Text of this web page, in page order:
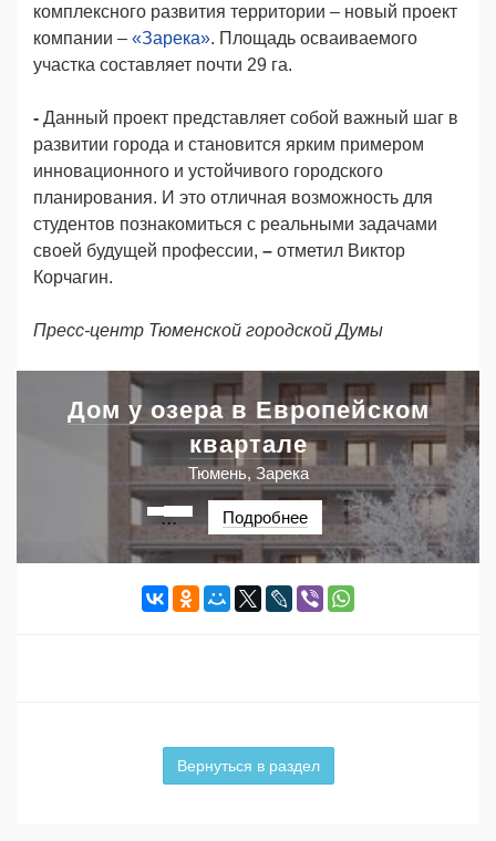
комплексного развития территории – новый проект
компании – «Зарека». Площадь осваиваемого
участка составляет почти 29 га.
- Данный проект представляет собой важный шаг в
развитии города и становится ярким примером
инновационного и устойчивого городского
планирования. И это отличная возможность для
студентов познакомиться с реальными задачами
своей будущей профессии, – отметил Виктор
Корчагин.
Пресс-центр Тюменской городской Думы
Дом у озера в Европейском
квартале
Тюмень, Зарека
··· Подробнее
Вернуться в раздел